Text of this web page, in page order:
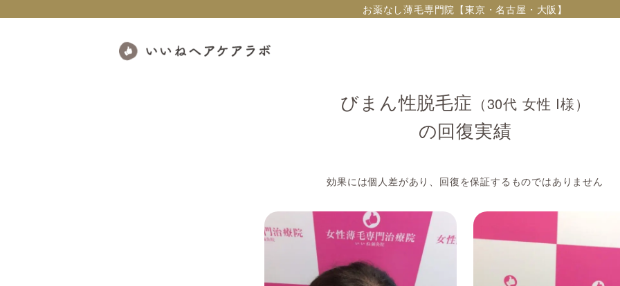
お薬なし薄毛専門院【東京・名古屋・大阪】
びまん性脱毛症 （30代 女性 I様）
の回復実績
効果には個人差があり、回復を保証するものではありません